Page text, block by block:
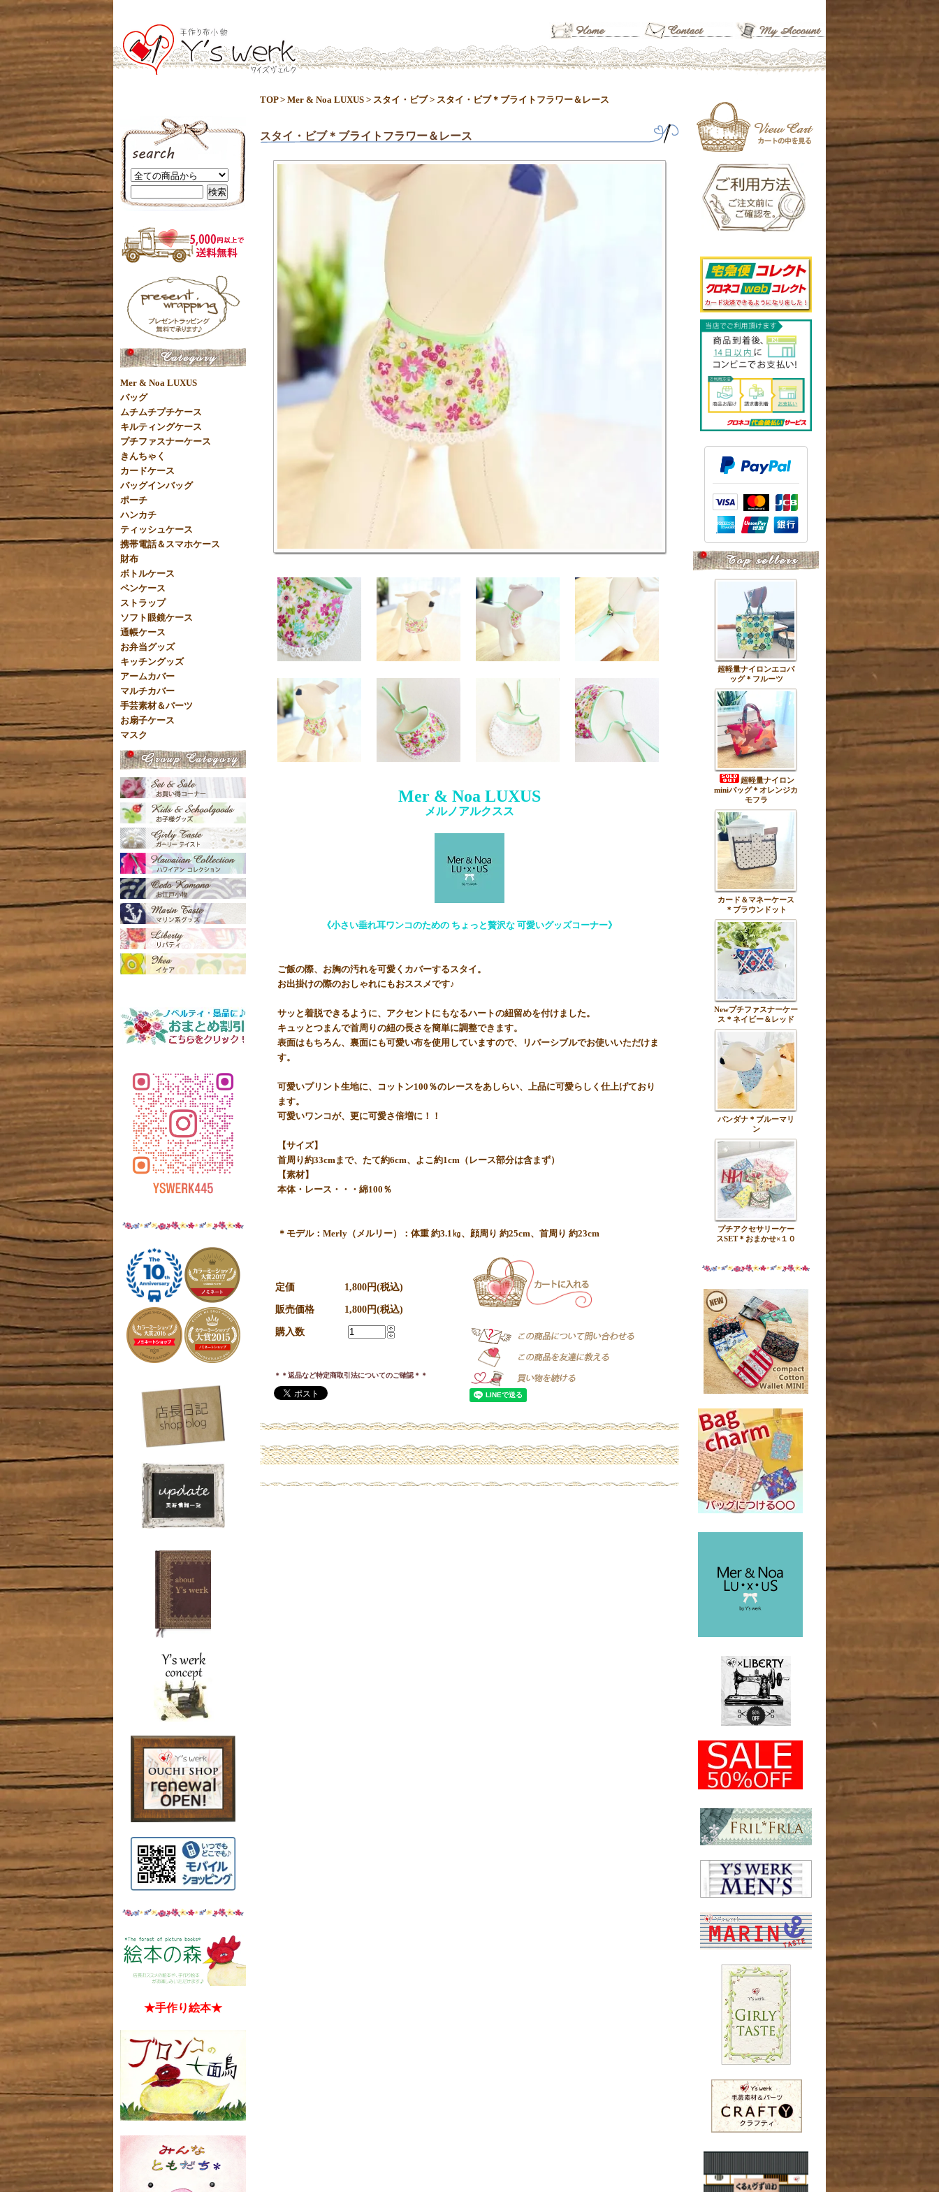
TOP> Mer & Noa LUXUS > スタイ・ビブ> スタイ・ビブ＊ブライトフラワー＆レース
スタイ・ビブ＊ブライトフラワー＆レース
Mer & Noa LUXUS
メルノアルクスス
《小さい垂れ耳ワンコのための ちょっと贅沢な 可愛いグッズコーナー》
ご飯の際、お胸の汚れを可愛くカバーするスタイ。
お出掛けの際のおしゃれにもおススメです♪
サッと着脱できるように、アクセントにもなるハートの紐留めを付けました。
キュッとつまんで首周りの紐の長さを簡単に調整できます。
表面はもちろん、裏面にも可愛い布を使用していますので、リバーシブルでお使いいただけま
す。
可愛いプリント生地に、コットン100％のレースをあしらい、上品に可愛らしく仕上げており
ます。
可愛いワンコが、更に可愛さ倍増に！！
【サイズ】
首周り約33cmまで、たて約6cm、よこ約1cm（レース部分は含まず）
【素材】
本体・レース・・・綿100％
＊モデル：Merly（メルリー）：体重 約3.1㎏、顔周り 約25cm、首周り 約23cm
定価 1,800円(税込)
販売価格 1,800円(税込)
購入数
＊＊返品など特定商取引法についてのご確認＊＊
Mer & Noa LUXUS
バッグ
ムチムチプチケース
キルティングケース
プチファスナーケース
きんちゃく
カードケース
バッグインバッグ
ポーチ
ハンカチ
ティッシュケース
携帯電話＆スマホケース
財布
ボトルケース
ペンケース
ストラップ
ソフト眼鏡ケース
通帳ケース
お弁当グッズ
キッチングッズ
アームカバー
マルチカバー
手芸素材＆パーツ
お扇子ケース
マスク
★手作り絵本★
超軽量ナイロンエコバ
ッグ＊フルーツ
超軽量ナイロン
miniバッグ＊オレンジカ
モフラ
カード＆マネーケース
＊ブラウンドット
Newプチファスナーケー
ス＊ネイビー＆レッド
バンダナ＊ブルーマリ
ン
プチアクセサリーケー
スSET＊おまかせ×１０